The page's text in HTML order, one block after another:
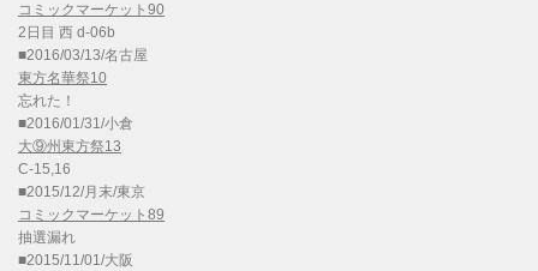
コミックマーケット90
2日目 西 d-06b
■2016/03/13/名古屋
東方名華祭10
忘れた！
■2016/01/31/小倉
大⑨州東方祭13
C-15,16
■2015/12/月末/東京
コミックマーケット89
抽選漏れ
■2015/11/01/大阪